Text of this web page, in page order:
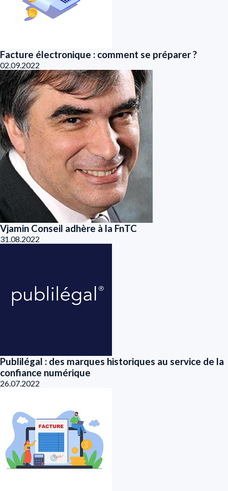
Facture électronique : comment se préparer ?
02.09.2022
Vjamin Conseil adhère à la FnTC
31.08.2022
Publilégal : des marques historiques au service de la
confiance numérique
26.07.2022